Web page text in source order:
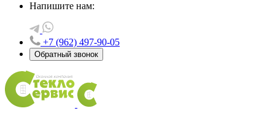
Напишите нам:
+7 (962) 497-90-05
Обратный звонок